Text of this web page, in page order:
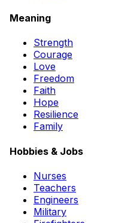
Meaning
Strength
Courage
Love
Freedom
Faith
Hope
Resilience
Family
Hobbies & Jobs
Nurses
Teachers
Engineers
Military